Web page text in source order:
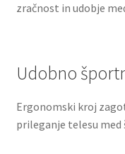
zračnost in udobje
Udobno
Ergonomski kroj
prileganje telesu